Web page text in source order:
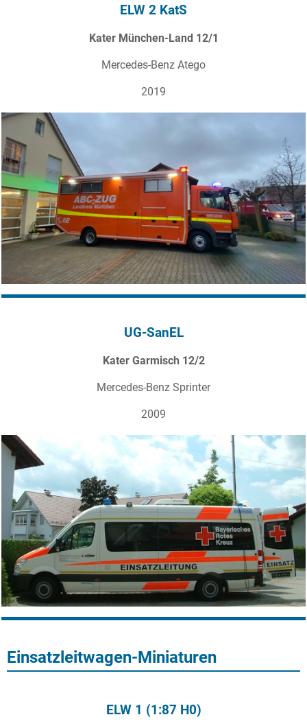
ELW 2 KatS
Kater München-Land 12/1
Mercedes-Benz Atego
2019
UG-SanEL
Kater Garmisch 12/2
Mercedes-Benz Sprinter
2009
Einsatzleitwagen-Miniaturen
ELW 1 (1:87 H0)